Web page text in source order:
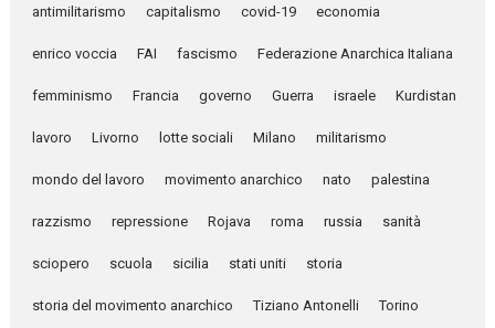
antimilitarismo capitalismo covid-19 economia
enrico voccia FAI fascismo Federazione Anarchica Italiana
femminismo Francia governo Guerra israele Kurdistan
lavoro Livorno lotte sociali Milano militarismo
mondo del lavoro movimento anarchico nato palestina
razzismo repressione Rojava roma russia sanità
sciopero scuola sicilia stati uniti storia
storia del movimento anarchico Tiziano Antonelli Torino